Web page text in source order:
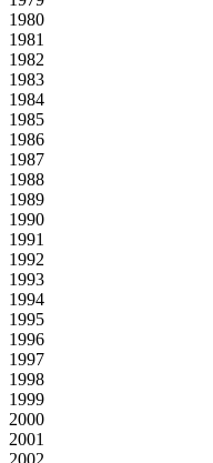
1980
1981
1982
1983
1984
1985
1986
1987
1988
1989
1990
1991
1992
1993
1994
1995
1996
1997
1998
1999
2000
2001
2002